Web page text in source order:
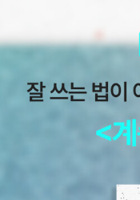
거운 작품이지만 많은 독
수 있습니다.철학은 어떻
철학은 현실을 살아가는
부터 현대 철학까지, 핵
다.출간 당시에 읽고선
봤으면 하는 책입니다.고